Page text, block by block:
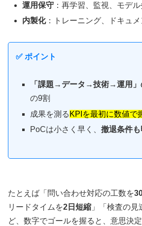
運用保守 ：再学習、監視、モデ
内製化：トレーニング、ドキュ
✅ ポイント
「課題→データ→技術→運用」
の9割
成果を測る KPIを最初に数値で
PoCは小さく早く、撤退条件
たとえば「問い合わせ対応の工数を
リードタイムを2日短縮 」「検査の見
ど、数字でゴールを握ると、意思決